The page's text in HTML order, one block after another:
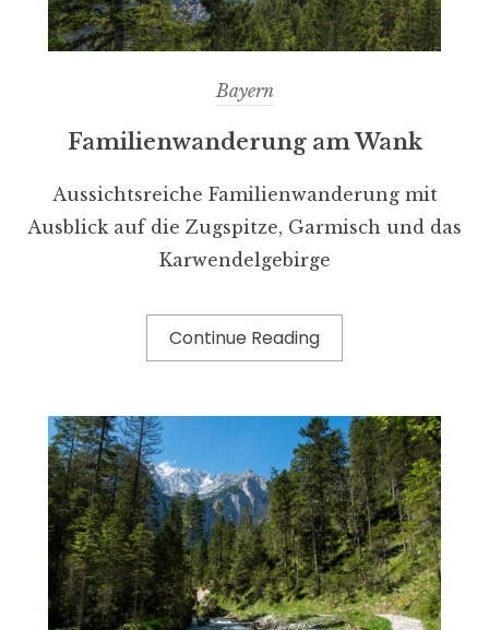
Bayern
Familienwanderung am Wank
Aussichtsreiche Familienwanderung mit
Ausblick auf die Zugspitze, Garmisch und das
Karwendelgebirge
Continue Reading